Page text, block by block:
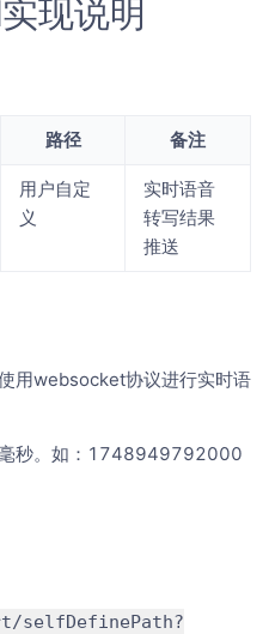
现说明
路径 备注
用户自定
义
实时语音
转写结果
推送
用websocket协议进行实时语
秒。如：1748949792000